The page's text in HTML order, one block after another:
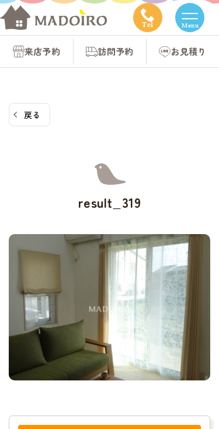
コ
ン
Tel Menu
来店予約 訪問予約 お見積り
戻る
result_319